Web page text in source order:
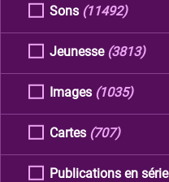
Sons (11492)
Jeunesse (3813)
Images (1035)
Cartes (707)
Publications en série